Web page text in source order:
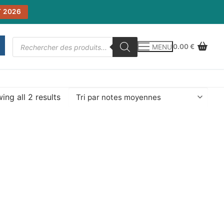
2026
Recherche
de
produits
MENU0.00€
all 2 results